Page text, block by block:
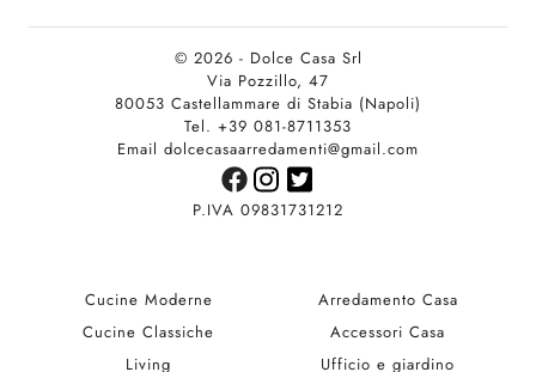
© 2026 - Dolce Casa Srl
Via Pozzillo, 47
80053 Castellammare di Stabia (Napoli)
Tel. +39 081-8711353
Email dolcecasaarredamenti@gmail.com
P.IVA 09831731212
Cucine Moderne
Cucine Classiche
Living
Arredamento Casa
Accessori Casa
Ufficio e giardino